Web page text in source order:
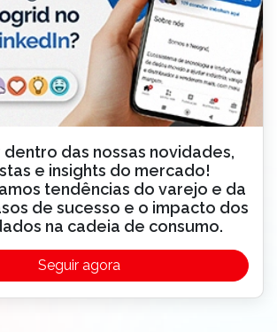
dentro das nossas novidades,
e insights do mercado!
tendências do varejo e da
de sucesso e o impacto dos
na cadeia de consumo.
Seguir agora